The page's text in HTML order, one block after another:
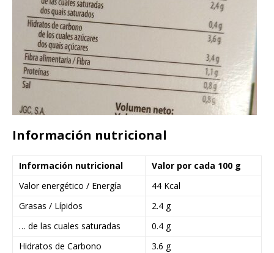
Información nutricional
Información nutricional
Valor por cada 100 g
Valor energético / Energía
44 Kcal
Grasas / Lípidos
2.4 g
… de las cuales saturadas
0.4 g
Hidratos de Carbono
3.6 g